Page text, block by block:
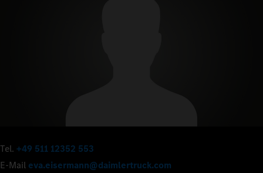
Tel. +49 511 12352 553
E-Mail eva.eisermann@daimlertruck.com